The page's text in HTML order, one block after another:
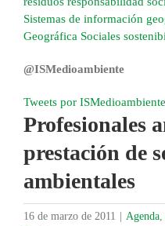
Profesionales
prestación de
ambientales
16 de marzo de 2011 | Agenda
Sistemas de información
Geográfica Sociales
@ISMedioambiente
Tweets por ISMedioambiente